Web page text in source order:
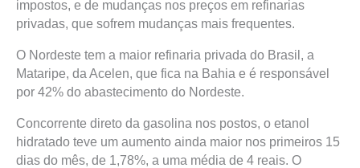
impostos, e de mudanças nos preços em refinarias
privadas, que sofrem mudanças mais frequentes.
O Nordeste tem a maior refinaria privada do Brasil, a
Mataripe, da Acelen, que fica na Bahia e é responsável
por 42% do abastecimento do Nordeste.
Concorrente direto da gasolina nos postos, o etanol
hidratado teve um aumento ainda maior nos primeiros 15
dias do mês, de 1,78%, a uma média de 4 reais. O